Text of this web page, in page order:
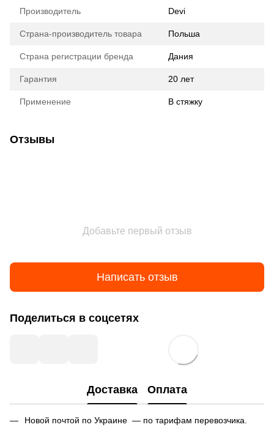
Производитель Devi
Страна-производитель товара Польша
Страна регистрации бренда Дания
Гарантия 20 лет
Применение В стяжку
Отзывы
Добавьте первый отзыв
Написать отзыв
Поделиться в соцсетях
Доставка Оплата
Новой почтой по Украине — по тарифам перевозчика.